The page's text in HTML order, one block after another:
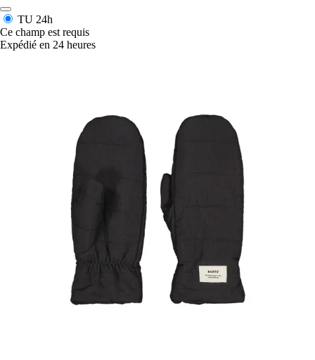
TU 24h
Ce champ est requis
Expédié en 24 heures